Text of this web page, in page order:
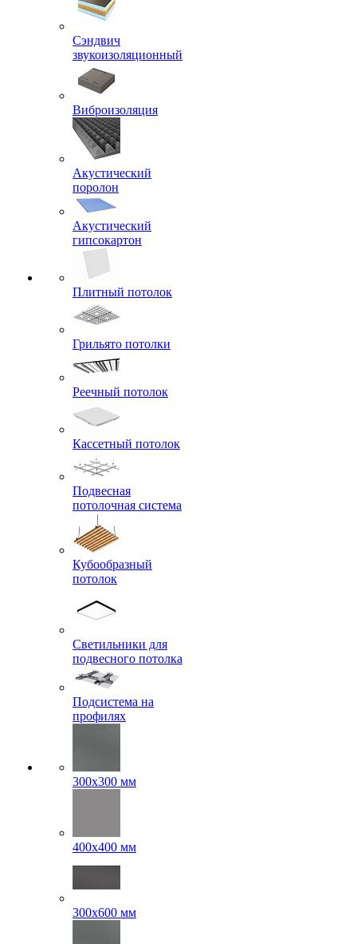
Сэндвич
звукоизоляционный
Виброизоляция
Акустический
поролон
Акустический
гипсокартон
Плитный потолок
Грильято потолки
Реечный потолок
Кассетный потолок
Подвесная
потолочная система
Кубообразный
потолок
Светильники для
подвесного потолка
Подсистема на
профилях
300x300 мм
400х400 мм
300x600 мм